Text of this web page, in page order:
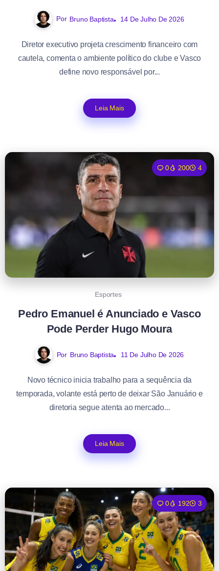
Por Bruno Baptista 14 De Julho De 2026
Diretor executivo projeta crescimento financeiro com
cautela, comenta o ambiente político do clube e Vasco
define novo responsável por...
Leia Mais
0 200 4
Esportes
Pedro Emanuel é Anunciado e Vasco
Pode Perder Hugo Moura
Por Bruno Baptista 11 De Julho De 2026
Novo técnico inicia trabalho para a sequência da
temporada, volante está perto de deixar São Januário e
diretoria segue atenta ao mercado...
Leia Mais
0 192 3